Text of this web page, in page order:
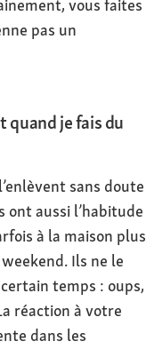
vous faites
pas un
quand je fais du
sans doute
ont aussi l’habitude
à la maison plus
Ils ne le
temps : oups,
réaction à votre
dans les